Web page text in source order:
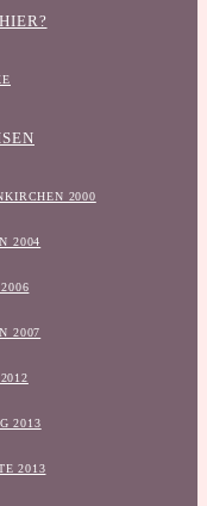
2000
2004
2007
2013
2013